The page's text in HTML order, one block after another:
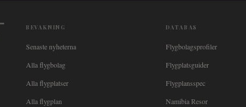
BEVAKNING
Senaste nyheterna
Alla flygbolag
Alla flygplatser
Alla flygplan
DATABAS
Flygbolagsprofiler
Flygplatsguider
Flygplansspec
Namibia Resor